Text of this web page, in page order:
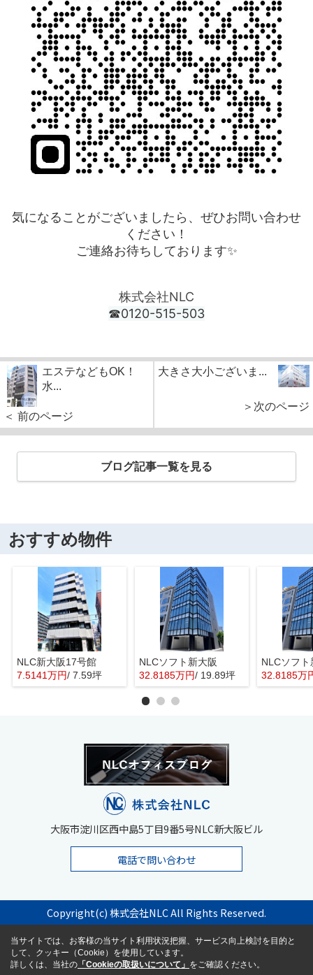
気になることがございましたら、ぜひお問い合わせ
ください！
ご連絡お待ちしております✨
株式会社NLC
☎0120-515-503
エステなどもOK！
水...
＜ 前のページ
大きさ大小ございま...
＞次のページ
ブログ記事一覧を見る
おすすめ物件
NLC新大阪17号館
7.5141万円/ 7.59坪
NLCソフト新大阪
32.8185万円/ 19.89坪
NLCソフト
32.8185万
大阪市淀川区西中島5丁目9番5号NLC新大阪ビル
電話で問い合わせ
Copyright(c) 株式会社NLC All Rights Reserved.
当サイトでは、お客様の当サイト利用状況把握、サービス向上検討を目的と
して、クッキー（Cookie）を使用しています。
詳しくは、当社の 「Cookieの取扱いについて」 をご確認ください。